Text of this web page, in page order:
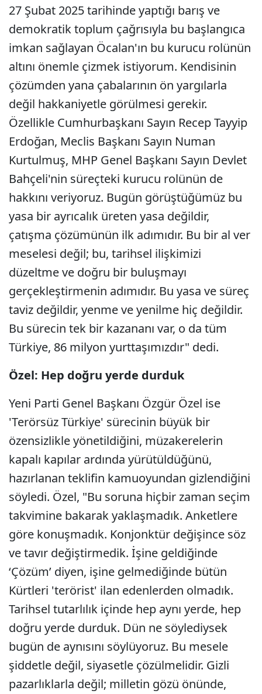
27 Şubat 2025 tarihinde yaptığı barış ve
demokratik toplum çağrısıyla bu başlangıca
imkan sağlayan Öcalan'ın bu kurucu rolünün
altını önemle çizmek istiyorum. Kendisinin
çözümden yana çabalarının ön yargılarla
değil hakkaniyetle görülmesi gerekir.
Özellikle Cumhurbaşkanı Sayın Recep Tayyip
Erdoğan, Meclis Başkanı Sayın Numan
Kurtulmuş, MHP Genel Başkanı Sayın Devlet
Bahçeli'nin süreçteki kurucu rolünün de
hakkını veriyoruz. Bugün görüştüğümüz bu
yasa bir ayrıcalık üreten yasa değildir,
çatışma çözümünün ilk adımıdır. Bu bir al ver
meselesi değil; bu, tarihsel ilişkimizi
düzeltme ve doğru bir buluşmayı
gerçekleştirmenin adımıdır. Bu yasa ve süreç
taviz değildir, yenme ve yenilme hiç değildir.
Bu sürecin tek bir kazananı var, o da tüm
Türkiye, 86 milyon yurttaşımızdır" dedi.
Özel: Hep doğru yerde durduk
Yeni Parti Genel Başkanı Özgür Özel ise
'Terörsüz Türkiye' sürecinin büyük bir
özensizlikle yönetildiğini, müzakerelerin
kapalı kapılar ardında yürütüldüğünü,
hazırlanan teklifin kamuoyundan gizlendiğini
söyledi. Özel, "Bu soruna hiçbir zaman seçim
takvimine bakarak yaklaşmadık. Anketlere
göre konuşmadık. Konjonktür değişince söz
ve tavır değiştirmedik. İşine geldiğinde
‘Çözüm’ diyen, işine gelmediğinde bütün
Kürtleri 'terörist' ilan edenlerden olmadık.
Tarihsel tutarlılık içinde hep aynı yerde, hep
doğru yerde durduk. Dün ne söylediysek
bugün de aynısını söylüyoruz. Bu mesele
şiddetle değil, siyasetle çözülmelidir. Gizli
pazarlıklarla değil; milletin gözü önünde,